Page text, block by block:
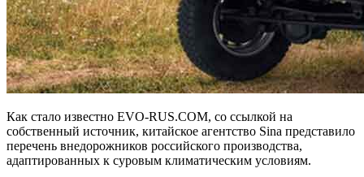
Как стало известно EVO-RUS.COM, со ссылкой на
собственный источник, китайское агентство Sina представило
перечень внедорожников российского производства,
адаптированных к суровым климатическим условиям.